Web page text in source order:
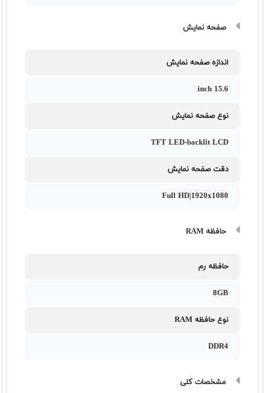
صفحه نمایش
اندازه صفحه نمایش
15.6 inch
نوع صفحه نمایش
TFT LED-backlit LCD
دقت صفحه نمایش
Full HD|1920x1080
حافظه RAM
حافظه رم
8GB
نوع حافظه RAM
DDR4
مشخصات کلی